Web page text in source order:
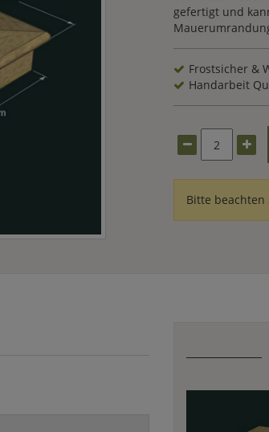
gefertigt und
Frostsicher &
Handarbeit
Bitte beachten